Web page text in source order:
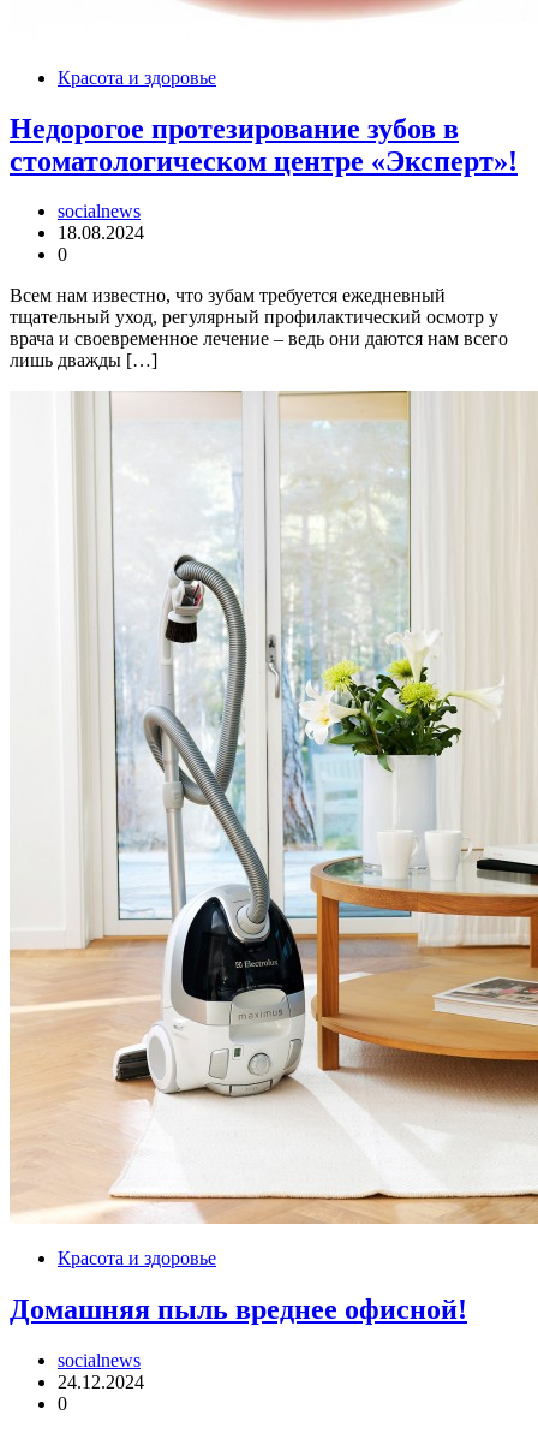
Красота и здоровье
Недорогое протезирование зубов в
стоматологическом центре «Эксперт»!
socialnews
18.08.2024
0
Всем нам известно, что зубам требуется ежедневный
тщательный уход, регулярный профилактический осмотр у
врача и своевременное лечение – ведь они даются нам всего
лишь дважды […]
Красота и здоровье
Домашняя пыль вреднее офисной!
socialnews
24.12.2024
0